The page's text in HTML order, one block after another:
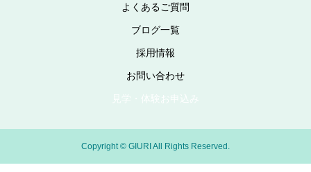
よくあるご質問
ブログ一覧
採用情報
お問い合わせ
見学・体験お申込み
Copyright © GIURI All Rights Reserved.